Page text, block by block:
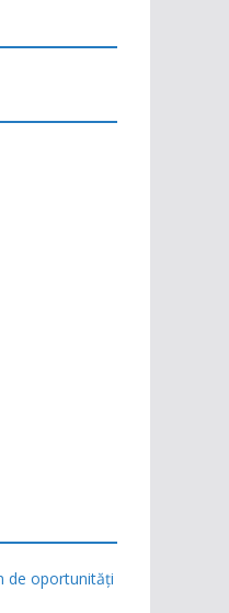
de oportunități